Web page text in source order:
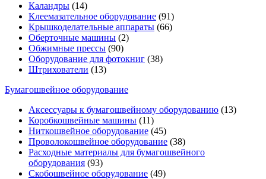
Каландры (14)
Клеемазательное оборудование (91)
Крышкоделательные аппараты (66)
Оберточные машины (2)
Обжимные прессы (90)
Оборудование для фотокниг (38)
Штрихователи (13)
Бумагошвейное оборудование
Аксессуары к бумагошвейному оборудованию (13)
Коробкошвейные машины (11)
Ниткошвейное оборудование (45)
Проволокошвейное оборудование (38)
Расходные материалы для бумагошвейного
оборудования (93)
Скобошвейное оборудование (49)